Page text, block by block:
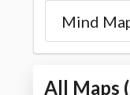
All Maps (